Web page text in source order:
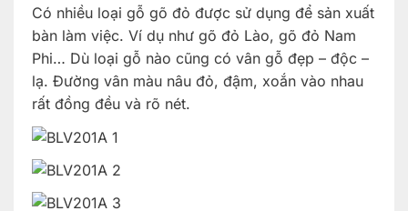
Có nhiều loại gỗ gõ đỏ được sử dụng để sản xuất
bàn làm việc. Ví dụ như gõ đỏ Lào, gõ đỏ Nam
Phi… Dù loại gỗ nào cũng có vân gỗ đẹp – độc –
lạ. Đường vân màu nâu đỏ, đậm, xoắn vào nhau
rất đồng đều và rõ nét.